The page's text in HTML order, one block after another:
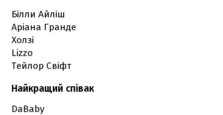
Білли Айліш
Аріана Гранде
Холзі
Lizzo
Тейлор Свіфт
Найкращий співак
DaBaby